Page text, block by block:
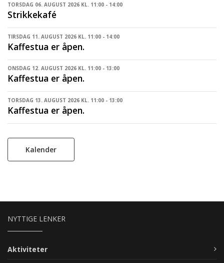
TORSDAG 06. AUGUST 2026 KL. 11:00 - 14:00
Strikkekafé
TIRSDAG 11. AUGUST 2026 KL. 11:00 - 14:00
Kaffestua er åpen.
ONSDAG 12. AUGUST 2026 KL. 11:00 - 13:00
Kaffestua er åpen.
TORSDAG 13. AUGUST 2026 KL. 11:00 - 13:00
Kaffestua er åpen.
Kalender
NYTTIGE LENKER
Aktiviteter